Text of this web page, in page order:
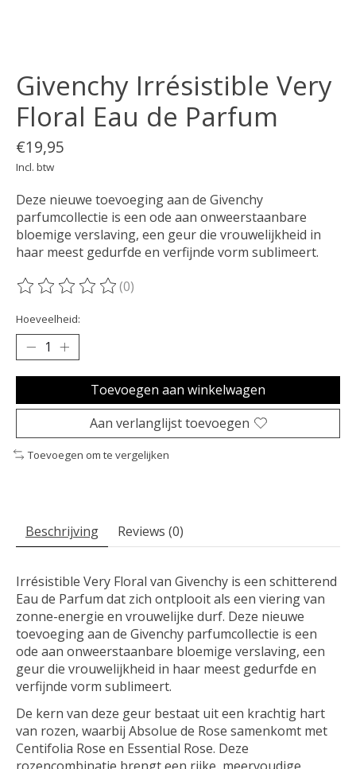
Givenchy Irrésistible Very
Floral Eau de Parfum
€19,95
Incl. btw
Deze nieuwe toevoeging aan de Givenchy
parfumcollectie is een ode aan onweerstaanbare
bloemige verslaving, een geur die vrouwelijkheid in
haar meest gedurfde en verfijnde vorm sublimeert.
De beoordeling van dit product is
(0)
Hoeveelheid:
Toevoegen aan winkelwagen
Aan verlanglijst toevoegen
Toevoegen om te vergelijken
Beschrijving Reviews (0)
Irrésistible Very Floral van Givenchy is een schitterend
Eau de Parfum dat zich ontplooit als een viering van
zonne-energie en vrouwelijke durf. Deze nieuwe
toevoeging aan de Givenchy parfumcollectie is een
ode aan onweerstaanbare bloemige verslaving, een
geur die vrouwelijkheid in haar meest gedurfde en
verfijnde vorm sublimeert.
De kern van deze geur bestaat uit een krachtig hart
van rozen, waarbij Absolue de Rose samenkomt met
Centifolia Rose en Essential Rose. Deze